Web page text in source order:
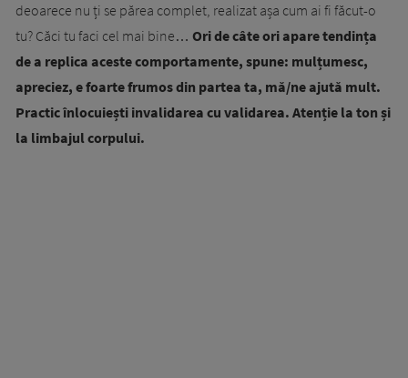
deoarece nu ți se părea complet, realizat așa cum ai fi făcut-o
tu? Căci tu faci cel mai bine… Ori de câte ori apare tendința
de a replica aceste comportamente, spune: mulțumesc,
apreciez, e foarte frumos din partea ta, mă/ne ajută mult.
Practic înlocuiești invalidarea cu validarea. Atenție la ton și
la limbajul corpului.